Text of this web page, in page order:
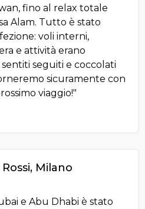
fino al relax totale
Alam. Tutto è stato
voli interni,
e attività erano
sentiti seguiti e coccolati
sicuramente con
viaggio!"
Milano
e Abu Dhabi è stato